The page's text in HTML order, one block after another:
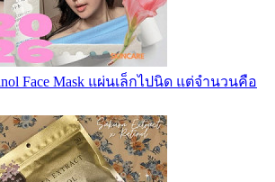
Face Mask แผ่นเล็กไปนิด แต่จำนวนคือ